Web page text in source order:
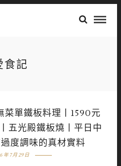
食記
菜單鐵板料理丨1590元
五光殿鐵板燒丨平日中
度調味的真材實料
年 7 月 29 日